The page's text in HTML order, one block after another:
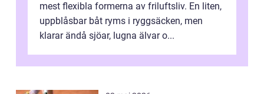
mest flexibla formerna av friluftsliv. En liten,
uppblåsbar båt ryms i ryggsäcken, men
klarar ändå sjöar, lugna älvar o...